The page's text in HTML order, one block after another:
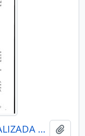
ACTAS COMISIÓN ESPECIALIZADA DE SOBERANÍA ALIMENTARIA, DESARROLLO DEL SECTOR AGROPECUARIO Y PESQUERO.